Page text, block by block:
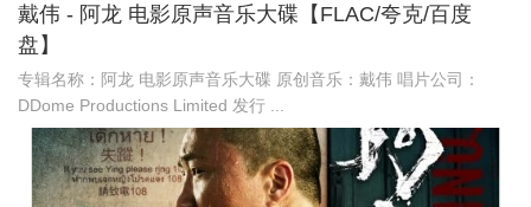
戴伟 - 阿龙 电影原声音乐大碟【FLAC/夸克/百度
盘】
专辑名称：阿龙 电影原声音乐大碟 原创音乐：戴伟 唱片公司：
DDome Productions Limited 发行 ...